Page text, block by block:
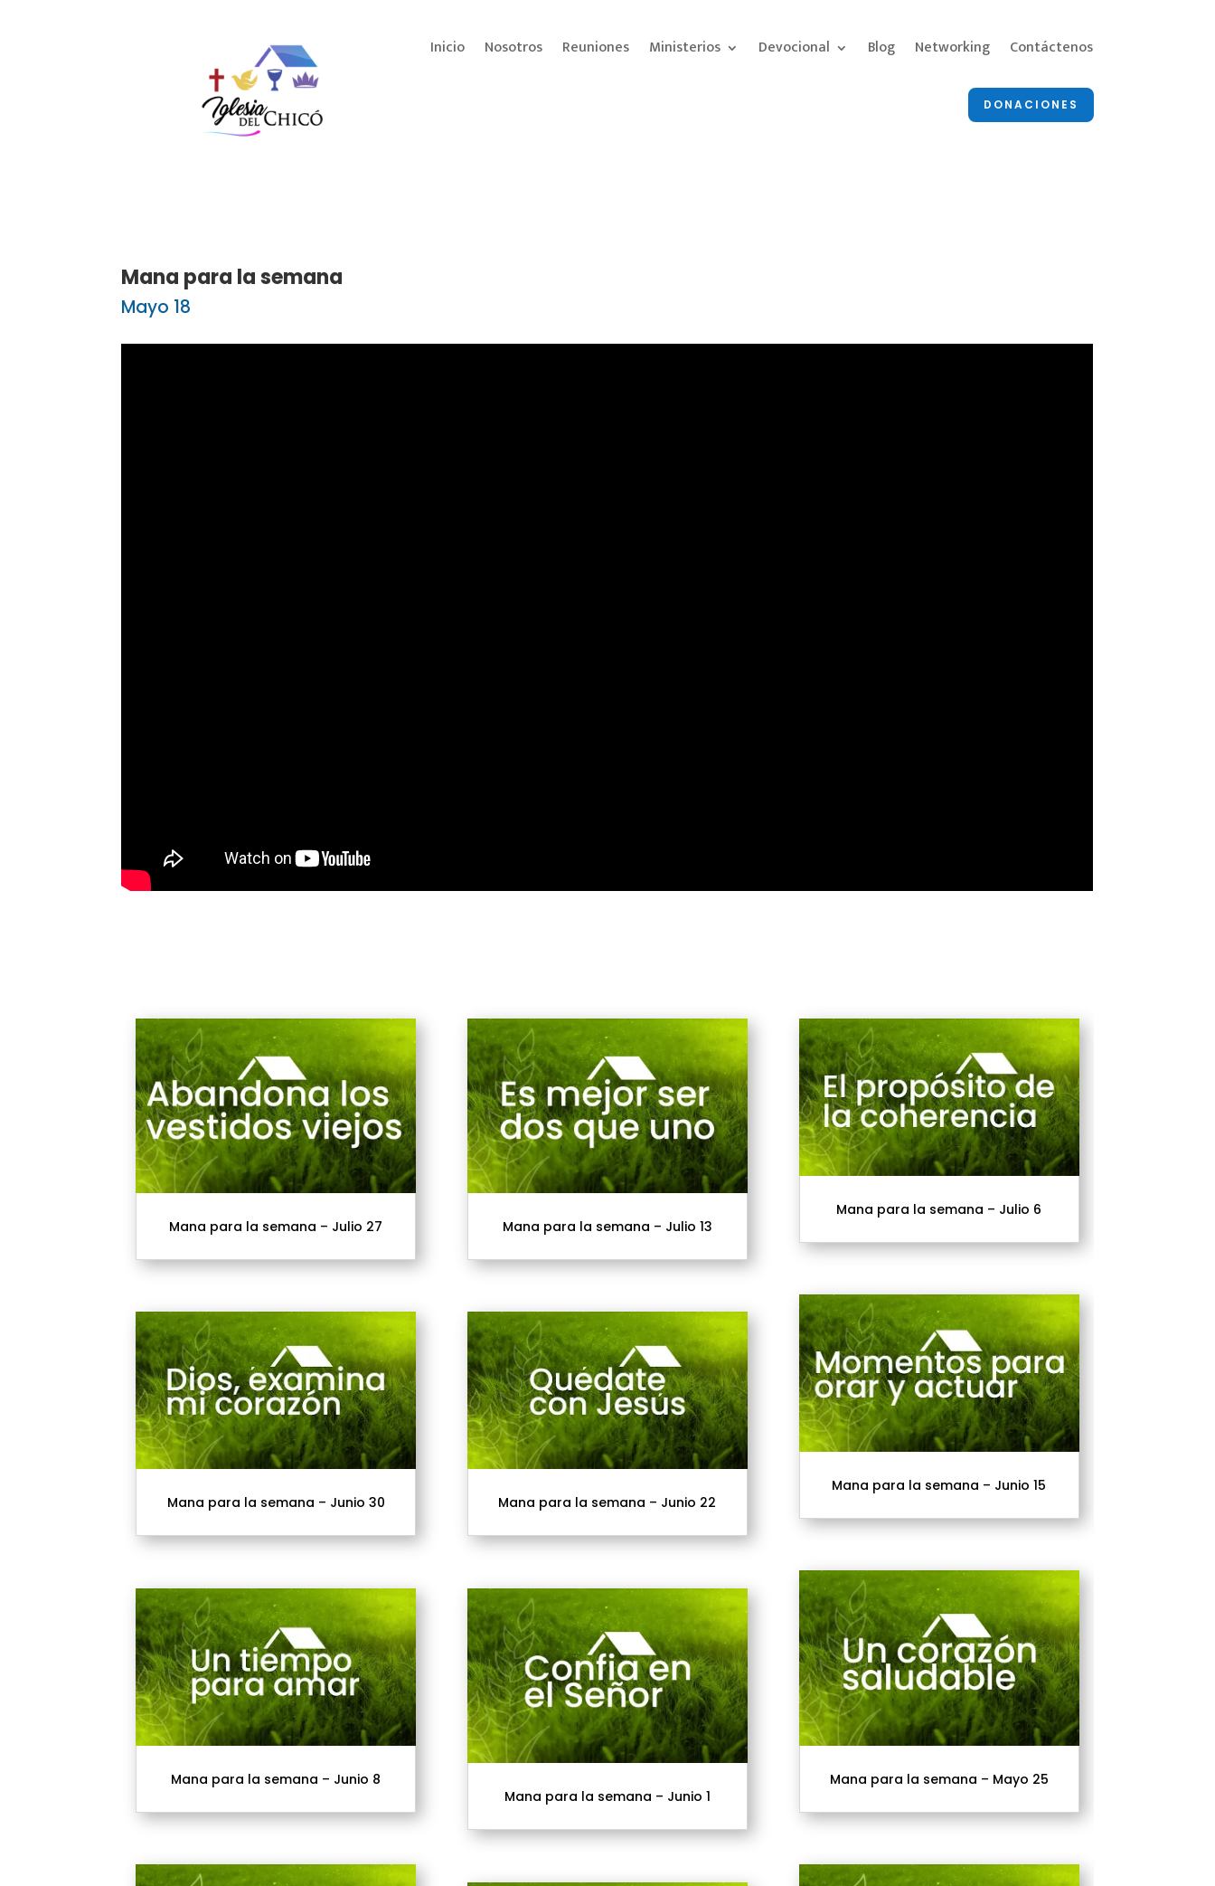
Inicio Nosotros Reuniones Ministerios Devocional Blog Networking Contáctenos
DONACIONES
Mana para la semana
Mayo 18
Mana para la semana – Julio 27
Mana para la semana – Junio 30
Mana para la semana – Junio 8
Mana para la semana – Julio 13
Mana para la semana – Junio 22
Mana para la semana – Junio 1
Mana para la semana – Julio 6
Mana para la semana – Junio 15
Mana para la semana – Mayo 25